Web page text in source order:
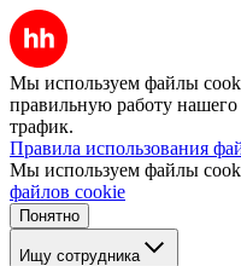
Мы используем файлы
правильную работу нашего
трафик.
Правила использования
Мы используем файлы
файлов cookie
Понятно
Ищу сотрудника